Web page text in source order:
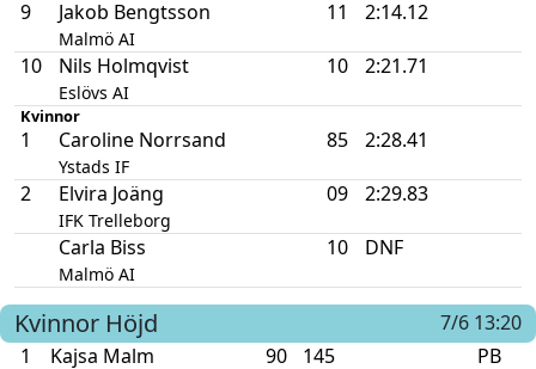
9 Jakob Bengtsson
Malmö AI
11 2:14.12
10 Nils Holmqvist
Eslövs AI
10 2:21.71
Kvinnor
1 Caroline Norrsand
Ystads IF
85 2:28.41
2 Elvira Joäng
IFK Trelleborg
09 2:29.83
Carla Biss
Malmö AI
10 DNF
Kvinnor Höjd
7/6 13:20
1
Kajsa Malm 90 145 PB